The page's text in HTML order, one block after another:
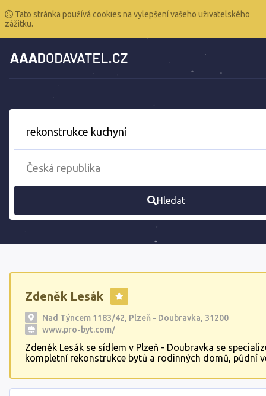
Tato stránka používá cookies na vylepšení vašeho uživatelského
zážitku.
Hledat
Zdeněk Lesák
Nad Týncem 1183/42, Plzeň - Doubravka, 31200
www.pro-byt.com/
Zdeněk Lesák se sídlem v Plzeň - Doubravka se
kompletní rekonstrukce bytů a rodinných domů, půdní
rekonstrukce koupelen a kuchyní v různých typech
schopni zajistit realizaci na klíč nebo částečně dle